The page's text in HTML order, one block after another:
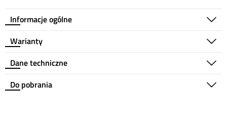
Informacje ogólne
Warianty
Dane techniczne
Do pobrania